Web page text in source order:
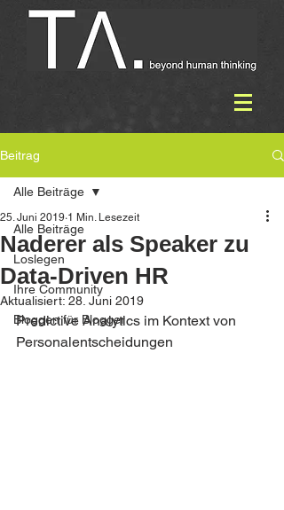
Beitrag
Alle Beiträge
Loslegen
Ihre Community
Bloggen für Blogger
Alle Beiträge
Naderer als Speaker zu
Data-Driven HR
25. Juni 2019 1 Min. Lesezeit
Aktualisiert: 28. Juni 2019
Predictive Analytics im Kontext von
Personalentscheidungen